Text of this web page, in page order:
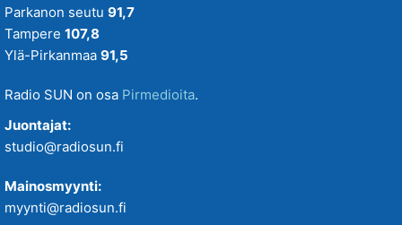
Parkanon seutu 91,7
Tampere 107,8
Ylä-Pirkanmaa 91,5
Radio SUN on osa Pirmedioita.
Juontajat:
studio@radiosun.fi
Mainosmyynti:
myynti@radiosun.fi